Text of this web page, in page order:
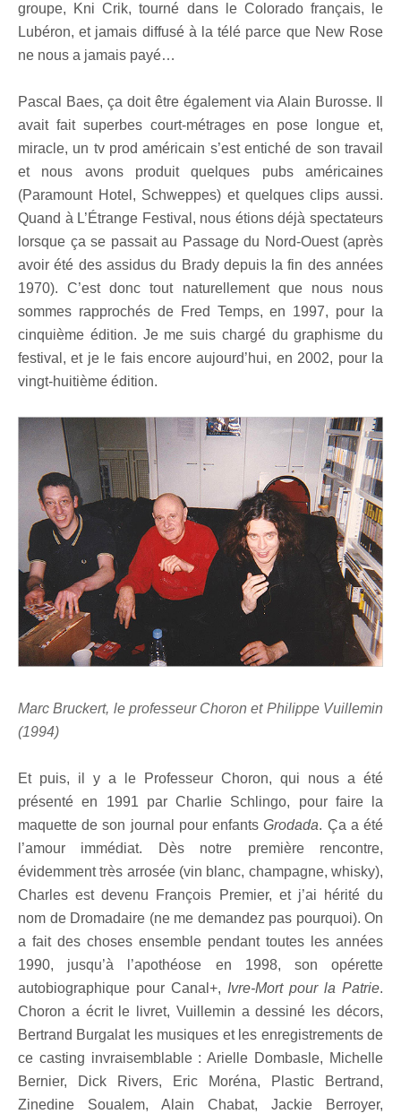
groupe, Kni Crik, tourné dans le Colorado français, le
Lubéron, et jamais diffusé à la télé parce que New Rose
ne nous a jamais payé…
Pascal Baes, ça doit être également via Alain Burosse. Il
avait fait superbes court-métrages en pose longue et,
miracle, un tv prod américain s’est entiché de son travail
et nous avons produit quelques pubs américaines
(Paramount Hotel, Schweppes) et quelques clips aussi.
Quand à L’Étrange Festival, nous étions déjà spectateurs
lorsque ça se passait au Passage du Nord-Ouest (après
avoir été des assidus du Brady depuis la fin des années
1970). C’est donc tout naturellement que nous nous
sommes rapprochés de Fred Temps, en 1997, pour la
cinquième édition. Je me suis chargé du graphisme du
festival, et je le fais encore aujourd’hui, en 2002, pour la
vingt-huitième édition.
Marc Bruckert, le professeur Choron et Philippe Vuillemin
(1994)
Et puis, il y a le Professeur Choron, qui nous a été
présenté en 1991 par Charlie Schlingo, pour faire la
maquette de son journal pour enfantsGrodada. Ça a été
l’amour immédiat. Dès notre première rencontre,
évidemment très arrosée (vin blanc, champagne, whisky),
Charles est devenu François Premier, et j’ai hérité du
nom de Dromadaire (ne me demandez pas pourquoi). On
a fait des choses ensemble pendant toutes les années
1990, jusqu’à l’apothéose en 1998, son opérette
autobiographique pour Canal+, Ivre-Mort pour la Patrie.
Choron a écrit le livret, Vuillemin a dessiné les décors,
Bertrand Burgalat les musiques et les enregistrements de
ce casting invraisemblable : Arielle Dombasle, Michelle
Bernier, Dick Rivers, Eric Moréna, Plastic Bertrand,
Zinedine Soualem, Alain Chabat, Jackie Berroyer,